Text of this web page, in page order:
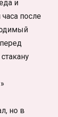
и
после
но в